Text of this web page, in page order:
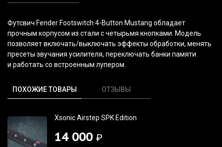
Футсвич Fender Footswitch 4-Button Mustang обладает
прочным корпусом из стали с четырьмя кнопками. Модель
позволяет включать/выключать эффекты обработки, менять
пресеты звучания усилителя, переключать банки памяти
и работать со встроенным лупером.
ПОХОЖИЕ ТОВАРЫ ОТЗЫВЫ
Xsonic Airstep SPK Edition
14 000 ₽